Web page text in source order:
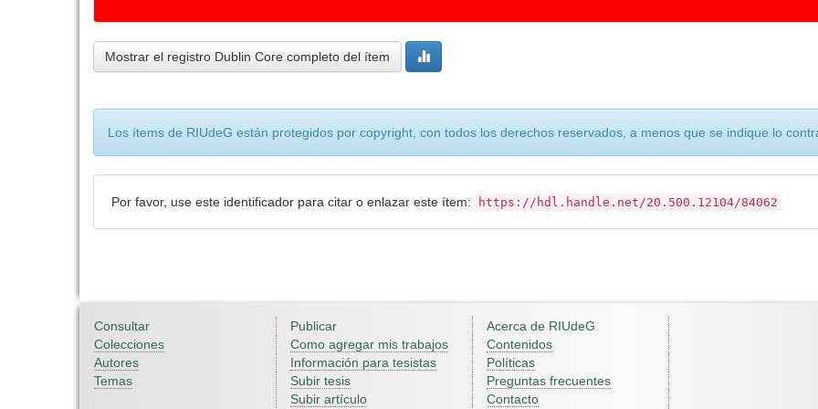
Mostrar el registro Dublin Core completo del ítem
Los ítems de RIUdeG están protegidos por copyright, con todos los derechos reservados, a menos que se indique lo
Por favor, use este identificador para citar o enlazar este ítem: https://hdl.handle.net/20.500.12104/84062
Consultar
Colecciones
Autores
Temas
Publicar
Como agregar mis trabajos
Información para tesistas
Subir tesis
Subir artículo
Acerca de RIUdeG
Contenidos
Políticas
Preguntas frecuentes
Contacto